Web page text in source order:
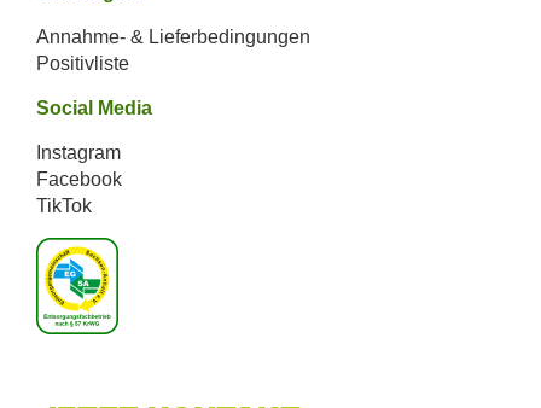
Annahme- & Lieferbedingungen
Positivliste
Social Media
Instagram
Facebook
TikTok